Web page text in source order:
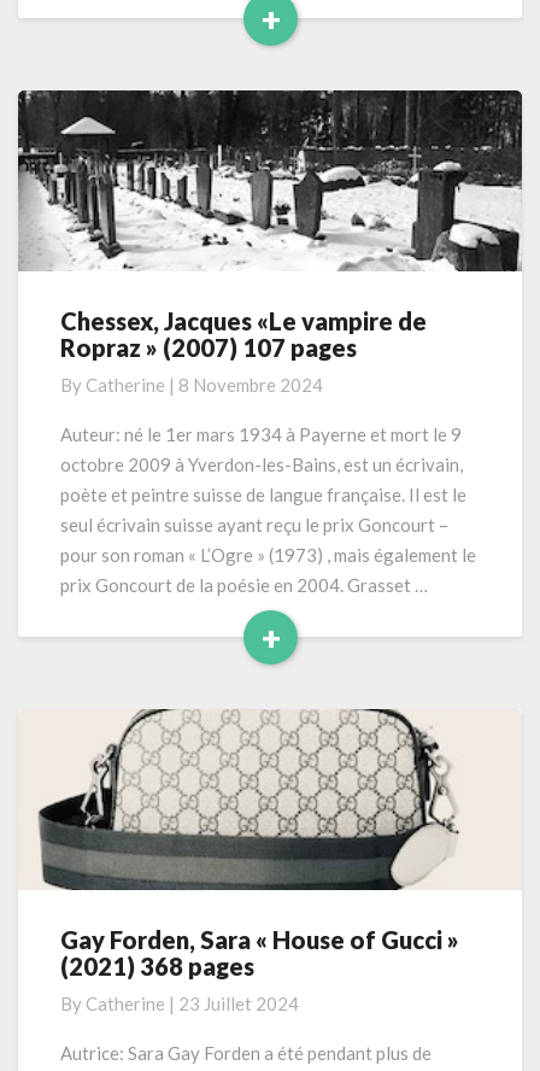
+
Read
Chessex,
Jacques
vampire
de
(2007)
107
pages
Chessex, Jacques «Le vampire de
Ropraz » (2007) 107 pages
By Catherine | 8 Novembre 2024
Auteur: né le 1er mars 1934 à Payerne et mort le 9
octobre 2009 à Yverdon-les-Bains, est un écrivain,
poète et peintre suisse de langue française. Il est le
seul écrivain suisse ayant reçu le prix Goncourt –
pour son roman « L’Ogre » (1973) , mais également le
prix Goncourt de la poésie en 2004. Grasset …
+
Read
Gay
Forden,
« House
of
Gay Forden, Sara « House of Gucci »
(2021) 368 pages
By Catherine | 23 Juillet 2024
Autrice: Sara Gay Forden a été pendant plus de